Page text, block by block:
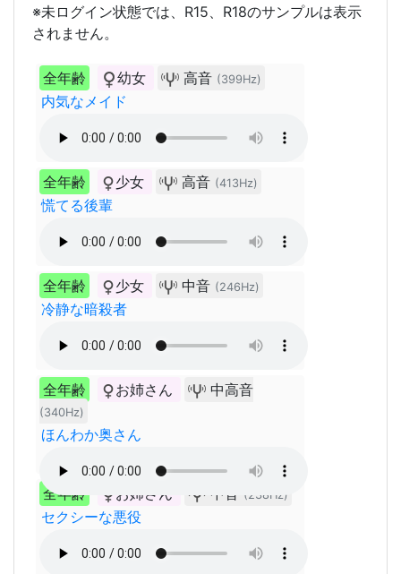
※未ログイン状態では、R15、R18のサンプルは表示
されません。
全年齢 幼女 高音 (399Hz)
内気なメイド
全年齢 少女 高音 (413Hz)
慌てる後輩
全年齢 少女 中音 (246Hz)
冷静な暗殺者
全年齢 お姉さん 中高音
(340Hz)
ほんわか奥さん
全年齢 お姉さん 中音 (238Hz)
セクシーな悪役